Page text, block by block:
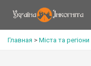
Главная > Міста та регіони